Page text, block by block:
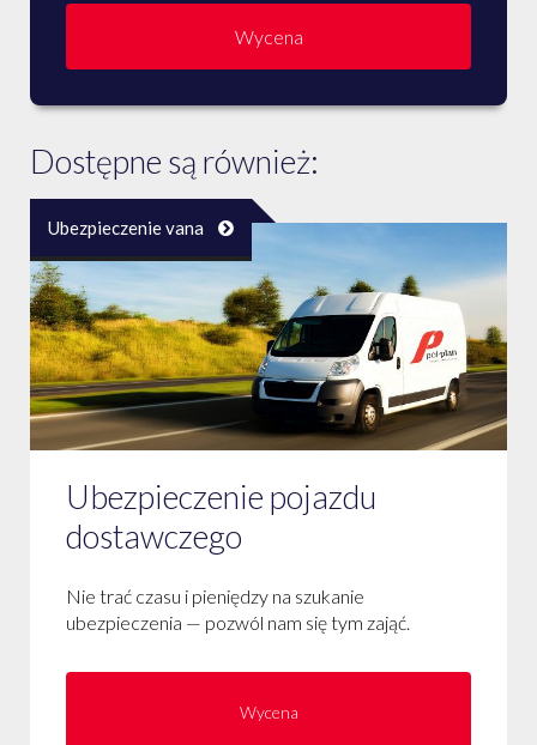
Wycena
Dostępne są również:
Ubezpieczenie vana
Ubezpieczenie pojazdu
dostawczego
Nie trać czasu i pieniędzy na szukanie
ubezpieczenia — pozwól nam się tym zająć.
Wycena